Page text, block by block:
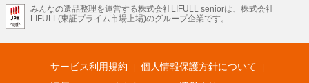
LIFULL HOME'Sのサービス
不動産・住宅
不動産査定 マンション専門売却査定 不動産投資 アドバイザー
不動産アーカイブ
空き家バンク 家賃相場 不動産会社
まちむすび
不動産用語集 住まいのお役立ち情報
LIFULL HOME'S PRESS
アプリ 不動産データ 不動産転職
みんなの遺品整理を運営する株式会社LIFULL seniorは、株式会社
LIFULL(東証プライム市場上場)のグループ企業です。
サービス利用規約
個人情報保護方針について